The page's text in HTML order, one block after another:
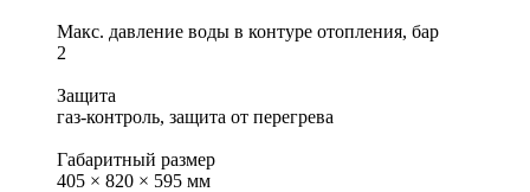
Макс. давление воды в контуре отопления, бар
2
Защита
газ-контроль, защита от перегрева
Габаритный размер
405 × 820 × 595 мм